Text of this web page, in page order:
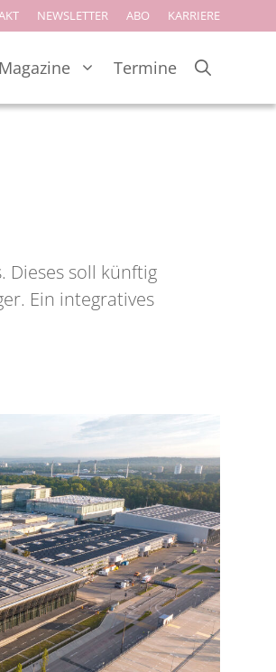
NEWSLETTER ABO KARRIERE
Magazine Termine
Dieses soll künftig
Ein integratives